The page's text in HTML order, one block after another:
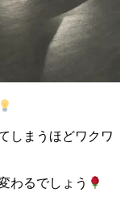
しまうほどワクワ
わるでしょう